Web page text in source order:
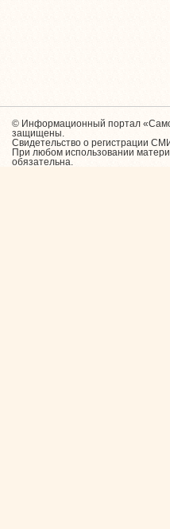
© Информационный портал
защищены.
Свидетельство о регистрации
При любом использовании
обязательна.